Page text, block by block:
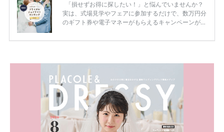
「損せずお得に探したい！」と悩んでいませんか？
実は、式場見学やフェアに参加するだけで、数万円分
のギフト券や電子マネーがもらえるキャンペーンがあ
ため、比較せずに選ぶと損をしてしまうことも……。
内容：特典金額・条件・応募方法・注意点 「どこが
一番お得？」「プラコレの特典は？」といった疑問も
解決します。 まずは診断で候補を絞れる「ウェディ
ング診断」か、体験型 […]
続きを読む